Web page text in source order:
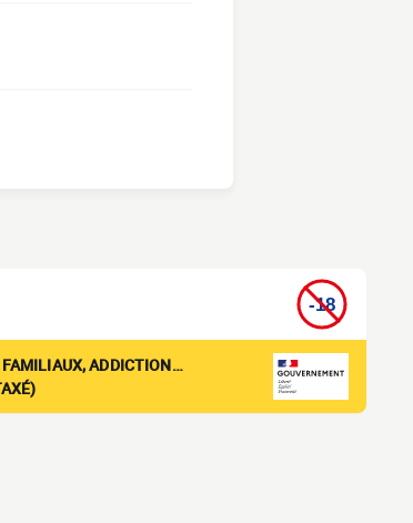
FAMILIAUX, ADDICTION…